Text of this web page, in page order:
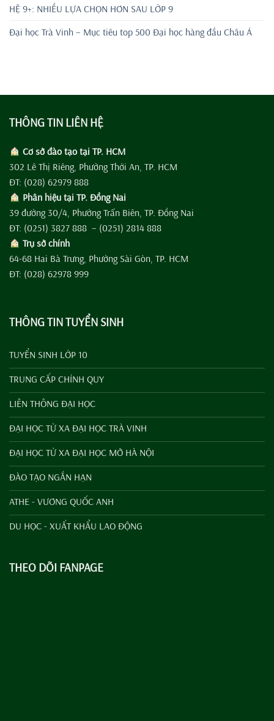
HỆ 9+: NHIỀU LỰA CHỌN HƠN SAU LỚP 9
Đại học Trà Vinh – Mục tiêu top 500 Đại học hàng đầu Châu Á
THÔNG TIN LIÊN HỆ
Cơ sở đào tạo tại TP. HCM
302 Lê Thị Riêng, Phường Thới An, TP. HCM
ĐT: (028) 62979 888
Phân hiệu tại TP. Đồng Nai
39 đường 30/4, Phường Trấn Biên, TP. Đồng Nai
ĐT: (0251) 3827 888 – (0251) 2814 888
Trụ sở chính
64-68 Hai Bà Trưng, Phường Sài Gòn, TP. HCM
ĐT: (028) 62978 999
THÔNG TIN TUYỂN SINH
TUYỂN SINH LỚP 10
TRUNG CẤP CHÍNH QUY
LIÊN THÔNG ĐẠI HỌC
ĐẠI HỌC TỪ XA ĐẠI HỌC TRÀ VINH
ĐẠI HỌC TỪ XA ĐẠI HỌC MỞ HÀ NỘI
ĐÀO TẠO NGẮN HẠN
ATHE - VƯƠNG QUỐC ANH
DU HỌC - XUẤT KHẨU LAO ĐỘNG
THEO DÕI FANPAGE